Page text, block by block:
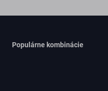
Populárne kombinácie